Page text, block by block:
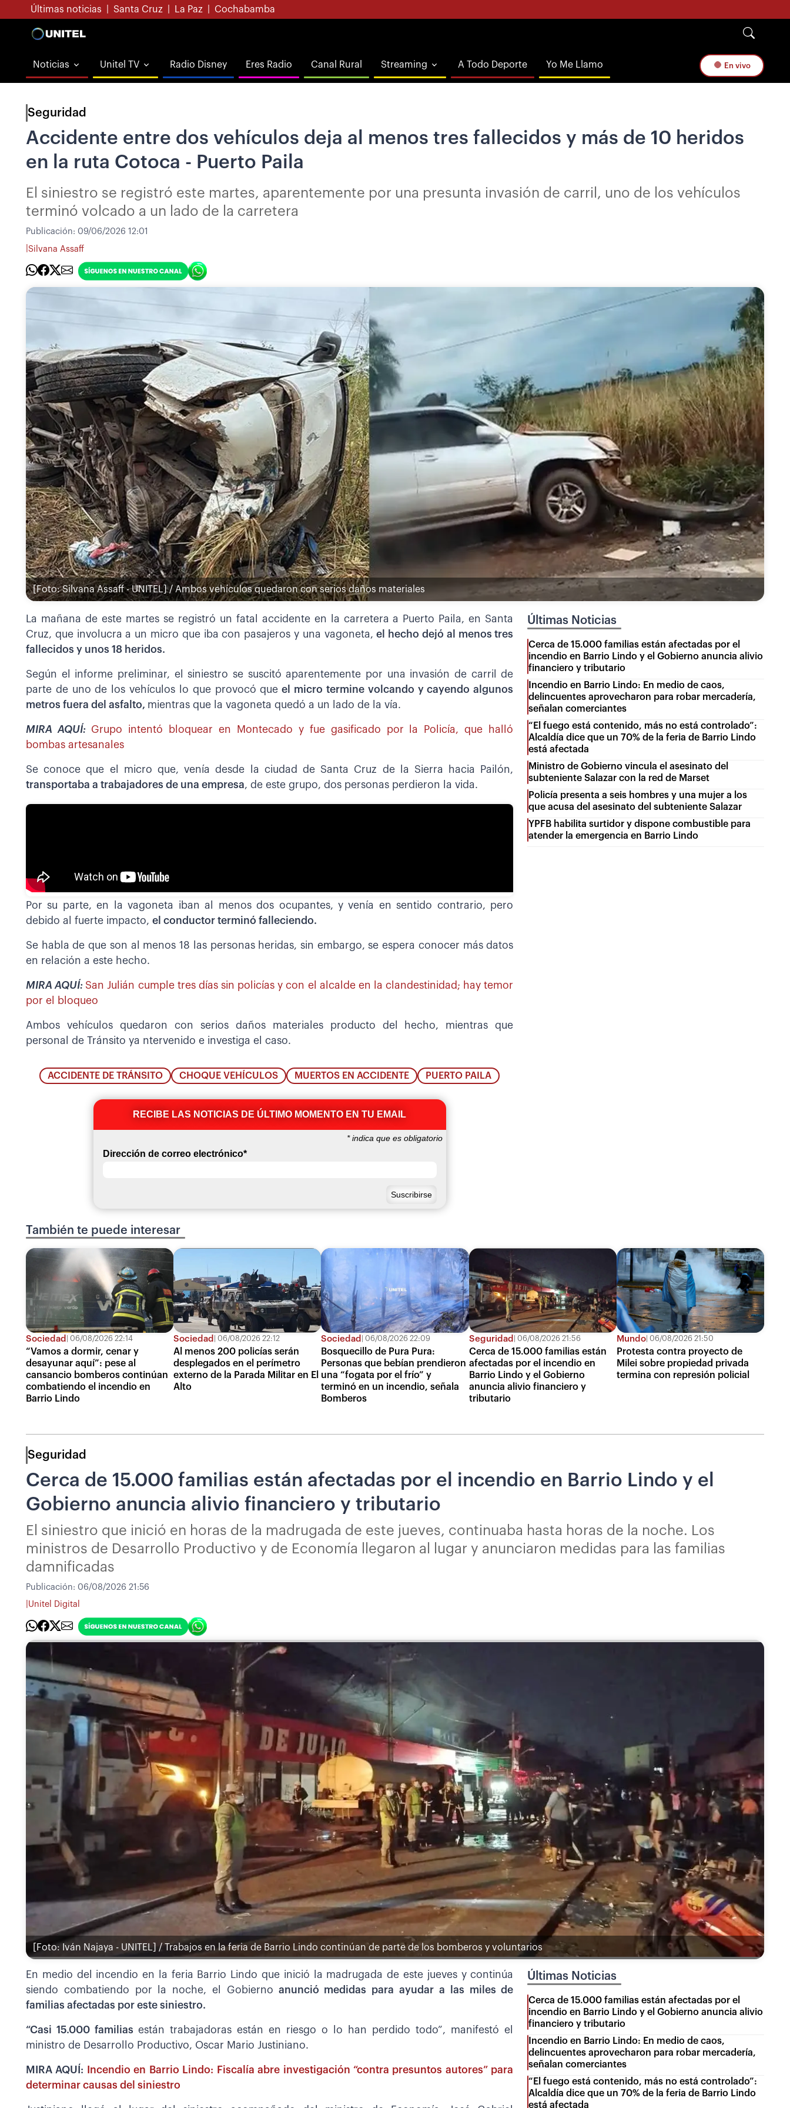
Últimas noticias Santa Cruz La Paz Cochabamba
Noticias Unitel TV Radio Disney Eres Radio Canal Rural Streaming A Todo Deporte Yo Me Llamo En vivo
Seguridad
Accidente entre dos vehículos deja al menos tres fallecidos y más de 10 heridos
en la ruta Cotoca - Puerto Paila
El siniestro se registró este martes, aparentemente por una presunta invasión de carril, uno de los vehículos
terminó volcado a un lado de la carretera
Publicación: 09/06/2026 12:01
Silvana Assaff
[Foto: Silvana Assaff - UNITEL] / Ambos vehículos quedaron con serios daños materiales
La mañana de este martes se registró un fatal accidente en la carretera a Puerto Paila, en Santa
Cruz, que involucra a un micro que iba con pasajeros y una vagoneta,el hecho dejó al menos tres
fallecidos y unos 18 heridos.
Según el informe preliminar, el siniestro se suscitó aparentemente por una invasión de carril de
parte de uno de los vehículos lo que provocó que el micro termine volcando y cayendo algunos
metros fuera del asfalto, mientras que la vagoneta quedó a un lado de la vía.
MIRA AQUÍ: Grupo intentó bloquear en Montecado y fue gasificado por la Policía, que halló
bombas artesanales
Se conoce que el micro que, venía desde la ciudad de Santa Cruz de la Sierra hacia Pailón,
transportaba a trabajadores de una empresa, de este grupo, dos personas perdieron la vida.
Por su parte, en la vagoneta iban al menos dos ocupantes, y venía en sentido contrario, pero
debido al fuerte impacto, el conductor terminó falleciendo.
Se habla de que son al menos 18 las personas heridas, sin embargo, se espera conocer más datos
en relación a este hecho.
MIRA AQUÍ: San Julián cumple tres días sin policías y con el alcalde en la clandestinidad; hay temor
por el bloqueo
Ambos vehículos quedaron con serios daños materiales producto del hecho, mientras que
personal de Tránsito ya ntervenido e investiga el caso.
ACCIDENTE DE TRÁNSITO CHOQUE VEHÍCULOS MUERTOS EN ACCIDENTE PUERTO PAILA
RECIBE LAS NOTICIAS DE ÚLTIMO MOMENTO EN TU EMAIL
*indica que es obligatorio
Dirección de correo electrónico*
Últimas Noticias
Cerca de 15.000 familias están afectadas por el
incendio en Barrio Lindo y el Gobierno anuncia alivio
financiero y tributario
Incendio en Barrio Lindo: En medio de caos,
delincuentes aprovecharon para robar mercadería,
señalan comerciantes
“El fuego está contenido, más no está controlado”:
Alcaldía dice que un 70% de la feria de Barrio Lindo
está afectada
Ministro de Gobierno vincula el asesinato del
subteniente Salazar con la red de Marset
Policía presenta a seis hombres y una mujer a los
que acusa del asesinato del subteniente Salazar
YPFB habilita surtidor y dispone combustible para
atender la emergencia en Barrio Lindo
También te puede interesar
Sociedad 06/08/2026 22:14
“Vamos a dormir, cenar y
desayunar aquí”: pese al
cansancio bomberos continúan
combatiendo el incendio en
Barrio Lindo
Sociedad 06/08/2026 22:12
Al menos 200 policías serán
desplegados en el perímetro
externo de la Parada Militar en El
Alto
Sociedad 06/08/2026 22:09
Bosquecillo de Pura Pura:
Personas que bebían prendieron
una “fogata por el frío” y
terminó en un incendio, señala
Bomberos
Seguridad 06/08/2026 21:56
Cerca de 15.000 familias están
afectadas por el incendio en
Barrio Lindo y el Gobierno
anuncia alivio financiero y
tributario
Mundo 06/08/2026 21:50
Protesta contra proyecto de
Milei sobre propiedad privada
termina con represión policial
Seguridad
Cerca de 15.000 familias están afectadas por el incendio en Barrio Lindo y el
Gobierno anuncia alivio financiero y tributario
El siniestro que inició en horas de la madrugada de este jueves, continuaba hasta horas de la noche. Los
ministros de Desarrollo Productivo y de Economía llegaron al lugar y anunciaron medidas para las familias
damnificadas
Publicación: 06/08/2026 21:56
Unitel Digital
[Foto: Iván Najaya - UNITEL] / Trabajos en la feria de Barrio Lindo continúan de parte de los bomberos y voluntarios
En medio del incendio en la feria Barrio Lindo que inició la madrugada de este jueves y continúa
siendo combatiendo por la noche, el Gobierno anunció medidas para ayudar a las miles de
familias afectadas por este siniestro.
“Casi 15.000 familiasestán trabajadoras están en riesgo o lo han perdido todo”, manifestó el
ministro de Desarrollo Productivo, Oscar Mario Justiniano.
MIRA AQUÍ:
Incendio en Barrio Lindo: Fiscalía abre investigación “contra presuntos autores” para
determinar causas del siniestro
Últimas Noticias
Cerca de 15.000 familias están afectadas por el
incendio en Barrio Lindo y el Gobierno anuncia alivio
financiero y tributario
Incendio en Barrio Lindo: En medio de caos,
delincuentes aprovecharon para robar mercadería,
señalan comerciantes
“El fuego está contenido, más no está controlado”:
Alcaldía dice que un 70% de la feria de Barrio Lindo
está afectada